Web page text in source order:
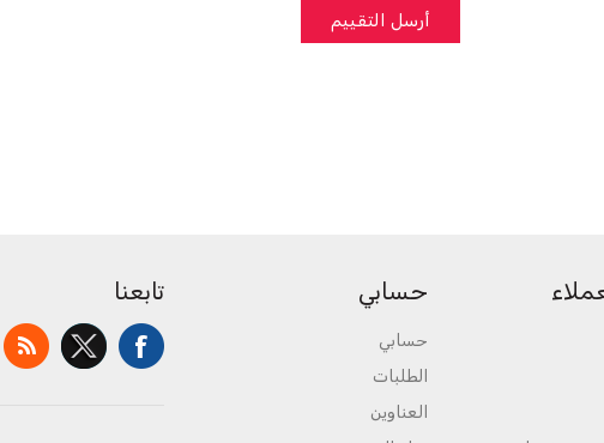
أرسل التقييم
حسابي
حسابي
الطلبات
العناوين
تابعنا